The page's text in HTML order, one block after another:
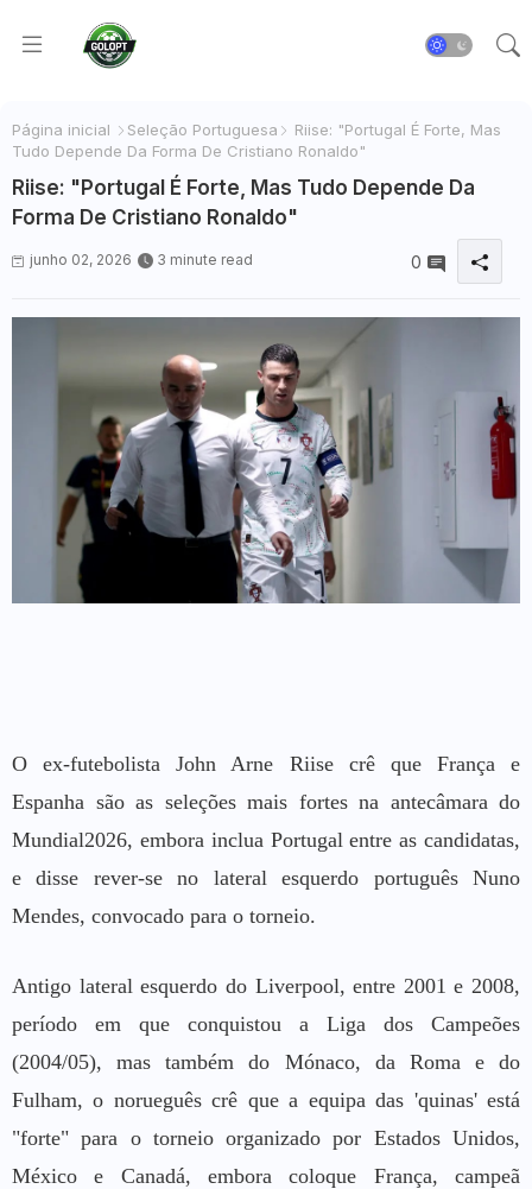
Página inicial Seleção Portuguesa
Riise: "Portugal É Forte, Mas
Tudo Depende Da Forma De Cristiano Ronaldo"
Riise: "Portugal É Forte, Mas Tudo Depende Da
Forma De Cristiano Ronaldo"
junho 02, 2026 3 minute read 0
O ex-futebolista John Arne Riise crê que França e
Espanha são as seleções mais fortes na antecâmara do
Mundial2026, embora inclua Portugal entre as candidatas,
e disse rever-se no lateral esquerdo português Nuno
Mendes, convocado para o torneio.
Antigo lateral esquerdo do Liverpool, entre 2001 e 2008,
período em que conquistou a Liga dos Campeões
(2004/05), mas também do Mónaco, da Roma e do
Fulham, o norueguês crê que a equipa das 'quinas' está
"forte" para o torneio organizado por Estados Unidos,
México e Canadá, embora coloque França, campeã